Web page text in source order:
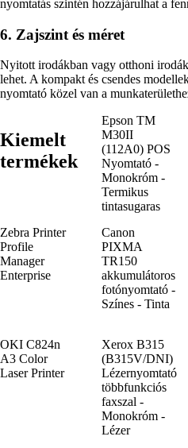
nyomtatás szintén hozzájárulhat a
6. Zajszint és méret
Nyitott irodákban vagy otthoni
lehet. A kompakt és csendes
nyomtató közel van a
Kiemelt
termékek
Epson TM
M30II
(112A0) POS
Nyomtató -
Monokróm -
Termikus
tintasugaras
Zebra Printer
Profile
Manager
Enterprise
Canon
PIXMA
TR150
akkumulátoros
fotónyomtató -
Színes - Tinta
OKI C824n
A3 Color
Laser Printer
Xerox B315
(B315V/DNI)
Lézernyomtató
többfunkciós
faxszal -
Monokróm -
Lézer